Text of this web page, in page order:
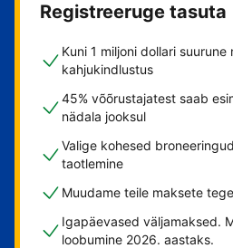
Registreeruge tasuta
Kuni 1 miljoni dollari suurune
kahjukindlustus
45% võõrustajatest saab
nädala jooksul
Valige kohesed
taotlemine
Muudame teile maksete
Igapäevased väljamaksed.
loobumine 2026. aastaks.